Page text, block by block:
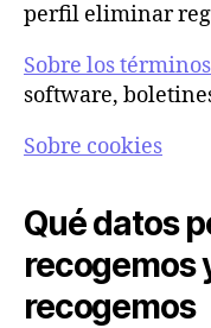
perfil eliminar
Sobre los
software,
Sobre cookies
Qué datos
recogemos
recogemos